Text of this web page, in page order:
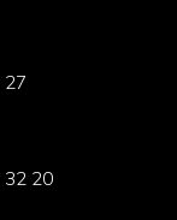
27
32 20